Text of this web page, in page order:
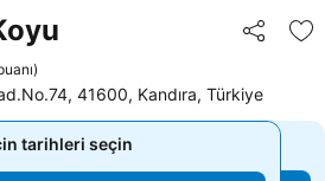
Paylaş
)
41600, Kandıra, Türkiye
tarihleri seçin
tarihleri seçin